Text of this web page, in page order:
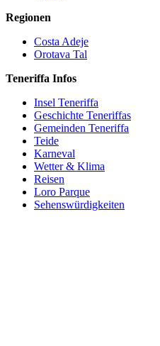
Regionen
Costa Adeje
Orotava Tal
Teneriffa Infos
Insel Teneriffa
Geschichte Teneriffas
Gemeinden Teneriffa
Teide
Karneval
Wetter & Klima
Reisen
Loro Parque
Sehenswürdigkeiten